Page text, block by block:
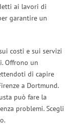
ai lavori di
garantire un
costi e sui servizi
Offrono un
di capire
a Dortmund.
può fare la
problemi. Scegli